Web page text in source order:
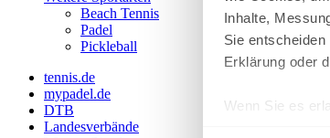
Inhalte,
Sie
Erklärung oder
Wenn Sie es
Beach Tennis
Padel
Pickleball
tennis.de
mypadel.de
DTB
Landesverbände